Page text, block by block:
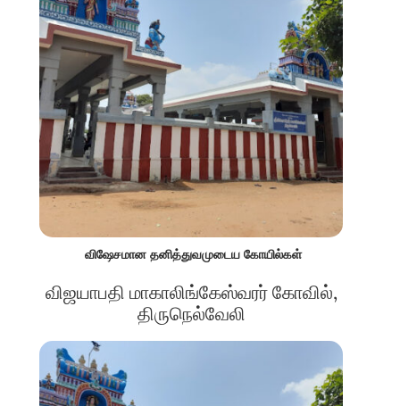
விஷேசமான தனித்துவமுடைய கோயில்கள்
விஜயாபதி மாகாலிங்கேஸ்வரர் கோவில்,
திருநெல்வேலி